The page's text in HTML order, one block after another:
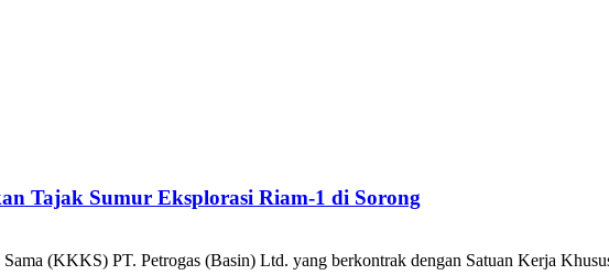
Tajak Sumur Eksplorasi Riam-1 di Sorong
(KKKS) PT. Petrogas (Basin) Ltd. yang berkontrak dengan Satuan Kerja